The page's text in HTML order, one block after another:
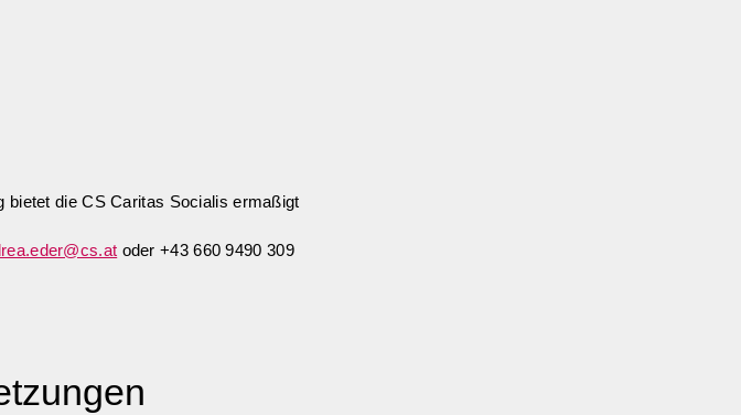
bietet die CS Caritas Socialis ermaßigt
oder +43 660 9490 309